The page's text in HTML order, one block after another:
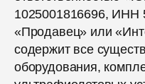
1025001816696, ИНН
«Продавец» или
содержит все
оборудования,